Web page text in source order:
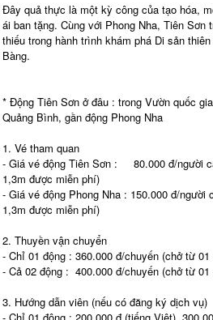
Đây quả thực là một kỳ công của tạo hóa,
ái ban tặng. Cùng với Phong Nha, Tiên Sơn
thiếu trong hành trình khám phá Di sản
Bàng.
* Động Tiên Sơn ở đâu : trong Vườn quốc gia
Quảng Bình, gần động Phong Nha
1. Vé tham quan
- Giá vé động Tiên Sơn : 80.000 đ/người
1,3m được miễn phí)
- Giá vé động Phong Nha : 150.000 đ/
1,3m được miễn phí)
2. Thuyền vận chuyển
- Chỉ 01 động : 360.000 đ/chuyến (chở từ
- Cả 02 động : 400.000 đ/chuyến (chở từ
3. Hướng dẫn viên (nếu có đăng ký dịch vụ)
- Chỉ 01 động : 200.000 đ (tiếng Việt),